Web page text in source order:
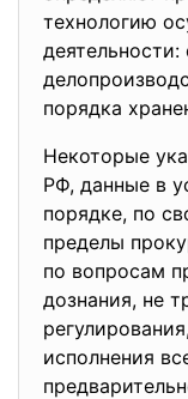
технологию
деятельности:
порядка
Некоторые
РФ, данные в
порядке, по
пределы
по вопросам
дознания, не
исполнения